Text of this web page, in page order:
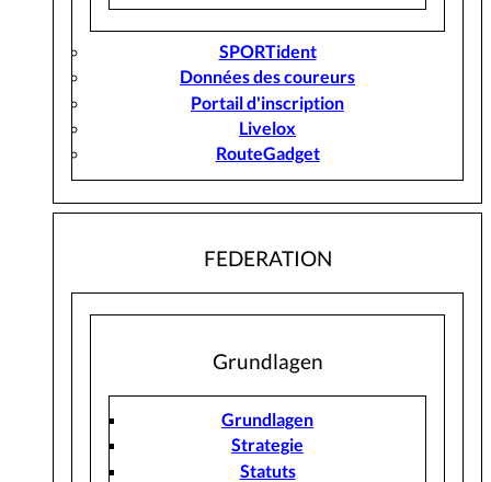
SPORTident
Données des coureurs
Portail d'inscription
Livelox
RouteGadget
FEDERATION
Grundlagen
Grundlagen
Strategie
Statuts